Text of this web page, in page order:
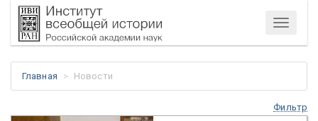
Меню
Главная Новости
Фильтр